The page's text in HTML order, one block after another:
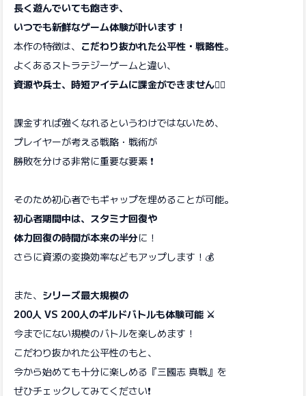
長く遊んでいても飽きず、
いつでも新鮮なゲーム体験が叶います！
本作の特徴は、 こだわり抜かれた公平性・戦略性。
よくあるストラテジーゲームと違い、
資源や兵士、時短アイテムに課金ができません🙅‍♀️
課金すれば強くなれるというわけではないため、
プレイヤーが考える戦略・戦術が
勝敗を分ける非常に重要な要素 ❗
そのため初心者でもギャップを埋めることが可能。
初心者期間中は、スタミナ回復や
体力回復の時間が本来の半分に！
さらに資源の変換効率などもアップします！💰
また、 シリーズ最大規模の
200人 VS 200人のギルドバトルも体験可能 ⚔️
今までにない規模のバトルを楽しめます！
こだわり抜かれた公平性のもと、
今から始めても十分に楽しめる『三國志 真戦』を
ぜひチェックしてみてください❗